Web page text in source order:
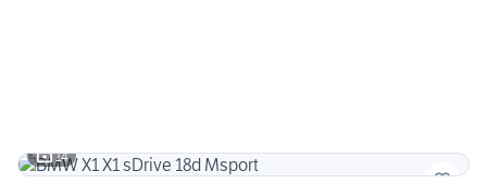
14